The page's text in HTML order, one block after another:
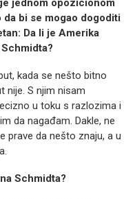
jednom opozicionom
da bi se mogao dogoditi
Da li je Amerika
kada se nešto bitno
nije. S njim nisam
u toku s razlozima i
da nagađam. Dakle, ne
prave da nešto znaju, a u
Schmidta?